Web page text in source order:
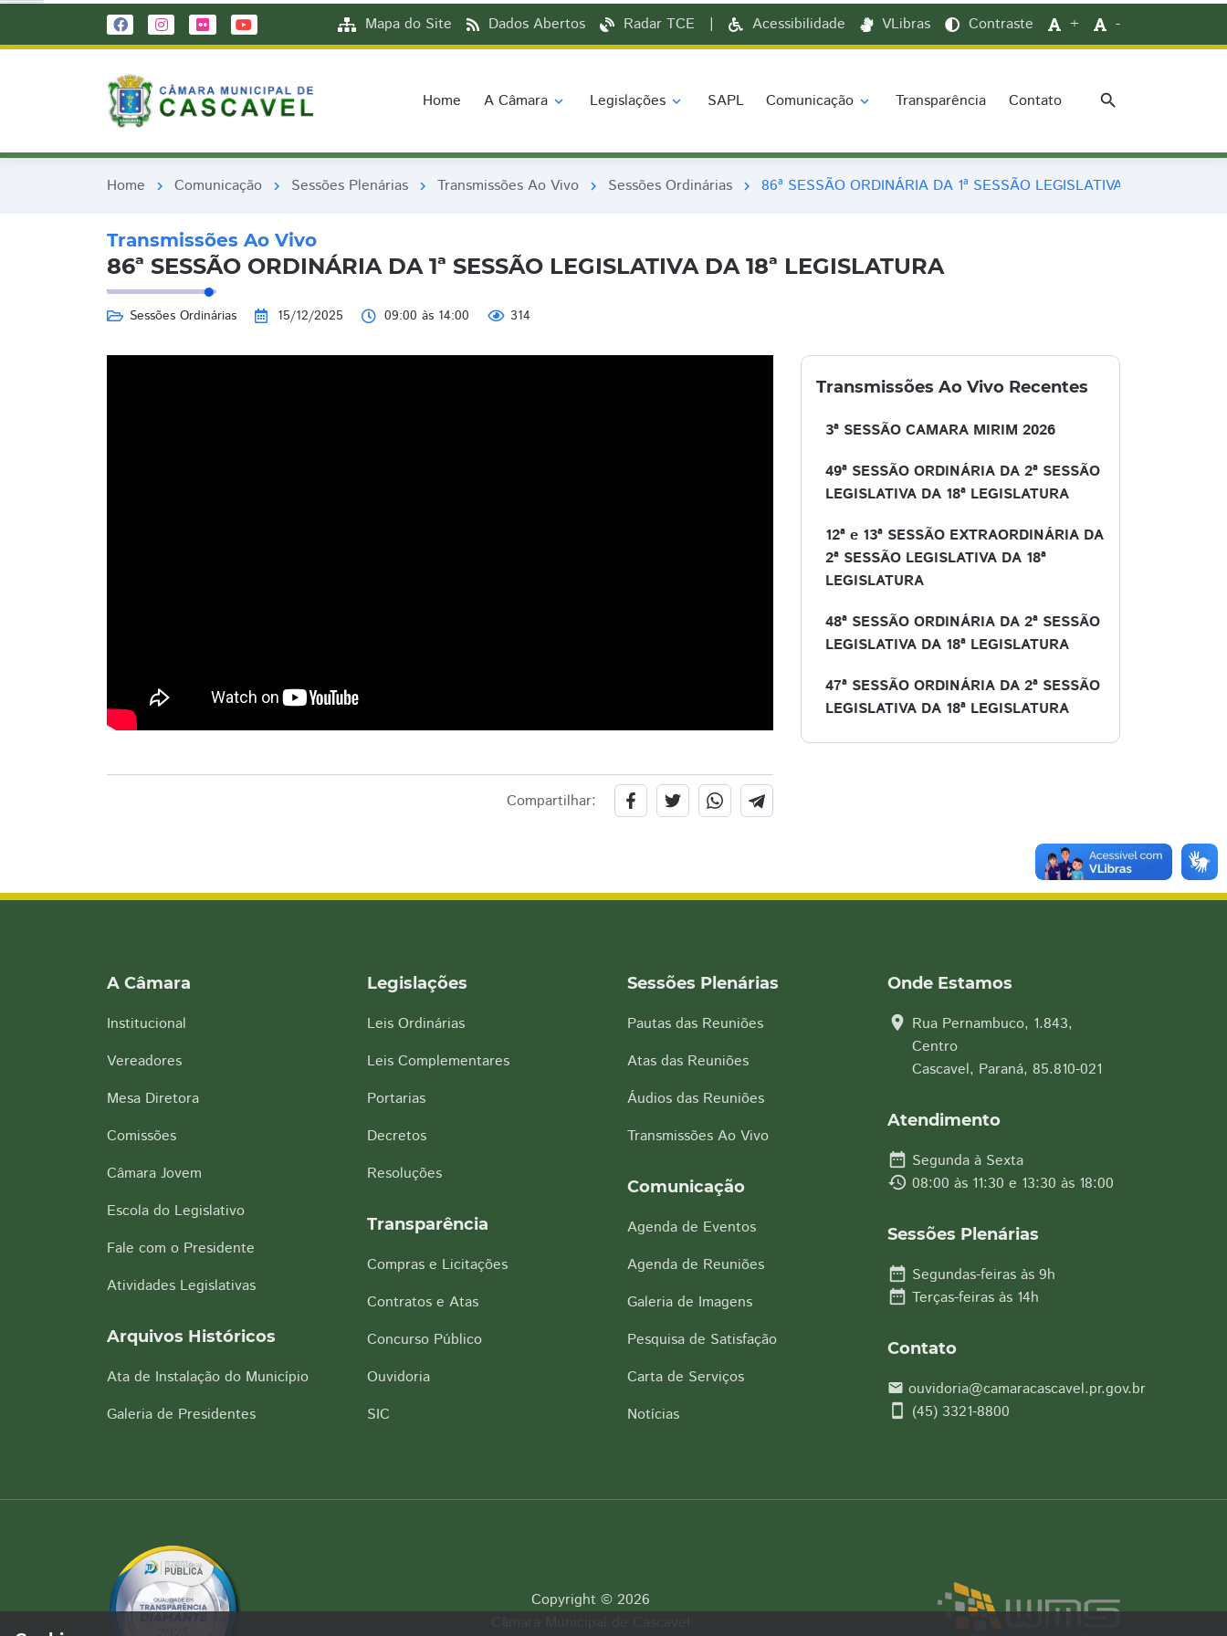
Mapa do Site Dados Abertos Radar TCE | Acessibilidade VLibras Contraste + -
Home A Câmara expand_more Legislações expand_more SAPL Comunicação expand_more Transparência Contato search
Home chevron_right Comunicação chevron_right Sessões Plenárias chevron_right Transmissões Ao Vivo chevron_right Sessões Ordinárias chevron_right 86ª SESSÃO ORDINÁRIA DA 1ª SESSÃO LEGISLATIVA DA 18ª
Transmissões Ao Vivo
86ª SESSÃO ORDINÁRIA DA 1ª SESSÃO LEGISLATIVA DA 18ª LEGISLATURA
Sessões Ordinárias 15/12/2025 09:00 às 14:00 314
Compartilhar:
Transmissões Ao Vivo Recentes
3ª SESSÃO CAMARA MIRIM 2026
49ª SESSÃO ORDINÁRIA DA 2ª SESSÃO
LEGISLATIVA DA 18ª LEGISLATURA
12ª e 13ª SESSÃO EXTRAORDINÁRIA DA
2ª SESSÃO LEGISLATIVA DA 18ª
LEGISLATURA
48ª SESSÃO ORDINÁRIA DA 2ª SESSÃO
LEGISLATIVA DA 18ª LEGISLATURA
47ª SESSÃO ORDINÁRIA DA 2ª SESSÃO
LEGISLATIVA DA 18ª LEGISLATURA
A Câmara
Institucional
Vereadores
Mesa Diretora
Comissões
Câmara Jovem
Escola do Legislativo
Fale com o Presidente
Atividades Legislativas
Arquivos Históricos
Ata de Instalação do Município
Galeria de Presidentes
Legislações
Leis Ordinárias
Leis Complementares
Portarias
Decretos
Resoluções
Transparência
Compras e Licitações
Contratos e Atas
Concurso Público
Ouvidoria
SIC
Sessões Plenárias
Pautas das Reuniões
Atas das Reuniões
Áudios das Reuniões
Transmissões Ao Vivo
Comunicação
Agenda de Eventos
Agenda de Reuniões
Galeria de Imagens
Pesquisa de Satisfação
Carta de Serviços
Notícias
Onde Estamos
location_on Rua Pernambuco, 1.843,
Centro
Cascavel, Paraná, 85.810-021
Atendimento
date_range Segunda à Sexta
history 08:00 às 11:30 e 13:30 às 18:00
Sessões Plenárias
date_range Segundas-feiras às 9h
date_range Terças-feiras às 14h
Contato
email ouvidoria@camaracascavel.pr.gov.br
smartphone (45) 3321-8800
Copyright © 2026